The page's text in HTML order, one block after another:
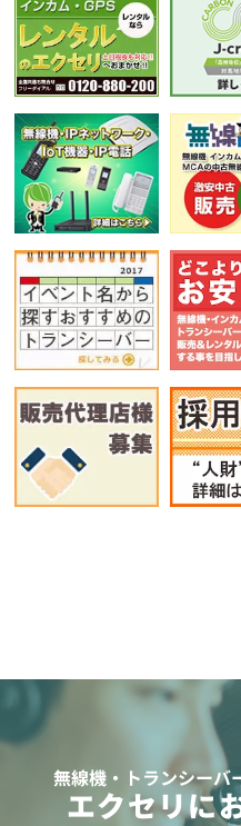
無線機・トランシーバ
エクセリに